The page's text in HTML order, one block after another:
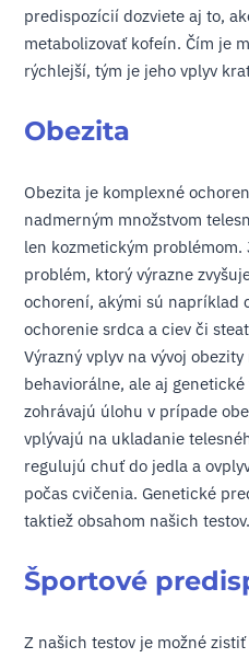
predispozícií dozviete aj to,
metabolizovať kofeín. Čím je
rýchlejší, tým je jeho vplyv
Obezita
Obezita je komplexné
nadmerným množstvom
len kozmetickým problémom.
problém, ktorý výrazne
ochorení, akými sú napríklad
ochorenie srdca a ciev či
Výrazný vplyv na vývoj
behaviorálne, ale aj
zohrávajú úlohu v prípade
vplývajú na ukladanie
regulujú chuť do jedla a
počas cvičenia. Genetické
taktiež obsahom našich testov.
Športové
Z našich testov je možné